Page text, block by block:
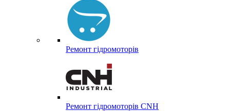
Ремонт гідромоторів
Ремонт гідромоторів CNH